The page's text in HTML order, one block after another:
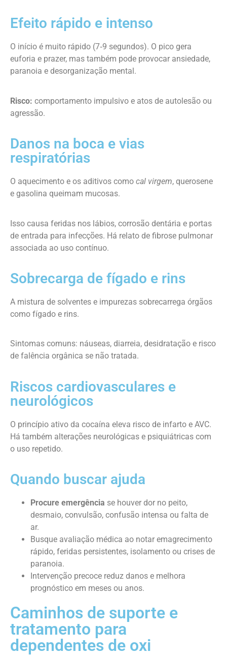
Efeito rápido e intenso
O início é muito rápido (7‑9 segundos). O pico gera
euforia e prazer, mas também pode provocar ansiedade,
paranoia e desorganização mental.
Risco: comportamento impulsivo e atos de autolesão ou
agressão.
Danos na boca e vias
respiratórias
O aquecimento e os aditivos como cal virgem, querosene
e gasolina queimam mucosas.
Isso causa feridas nos lábios, corrosão dentária e portas
de entrada para infecções. Há relato de fibrose pulmonar
associada ao uso contínuo.
Sobrecarga de fígado e rins
A mistura de solventes e impurezas sobrecarrega órgãos
como fígado e rins.
Sintomas comuns: náuseas, diarreia, desidratação e risco
de falência orgânica se não tratada.
Riscos cardiovasculares e
neurológicos
O princípio ativo da cocaína eleva risco de infarto e AVC.
Há também alterações neurológicas e psiquiátricas com
o uso repetido.
Quando buscar ajuda
Procure emergência se houver dor no peito,
desmaio, convulsão, confusão intensa ou falta de
ar.
Busque avaliação médica ao notar emagrecimento
rápido, feridas persistentes, isolamento ou crises de
paranoia.
Intervenção precoce reduz danos e melhora
prognóstico em meses ou anos.
Caminhos de suporte e
tratamento para
dependentes de oxi